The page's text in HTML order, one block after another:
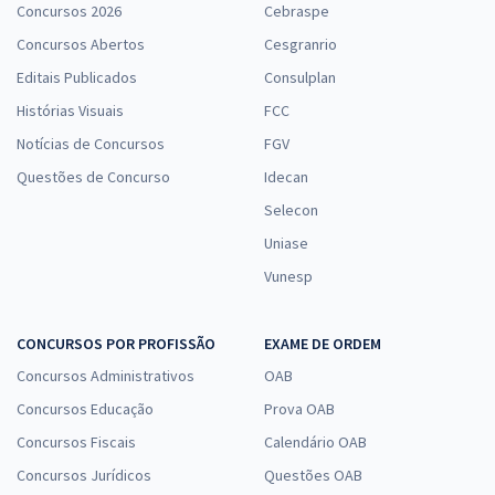
Concursos 2026
Concursos Abertos
Editais Publicados
Histórias Visuais
Notícias de Concursos
Questões de Concurso
Cebraspe
Cesgranrio
Consulplan
FCC
FGV
Idecan
Selecon
Uniase
Vunesp
CONCURSOS POR PROFISSÃO
Concursos Administrativos
Concursos Educação
Concursos Fiscais
Concursos Jurídicos
EXAME DE ORDEM
OAB
Prova OAB
Calendário OAB
Questões OAB